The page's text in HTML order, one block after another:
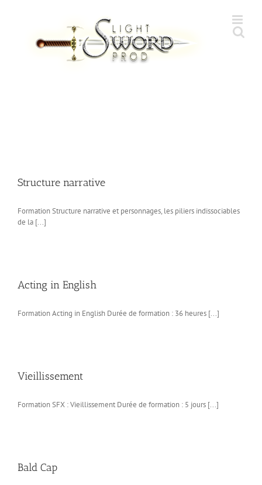
Structure narrative
Formation Structure narrative et personnages, les piliers indissociables
de la [...]
Acting in English
Formation Acting in English Durée de formation : 36 heures [...]
Vieillissement
Formation SFX : Vieillissement Durée de formation : 5 jours [...]
Bald Cap